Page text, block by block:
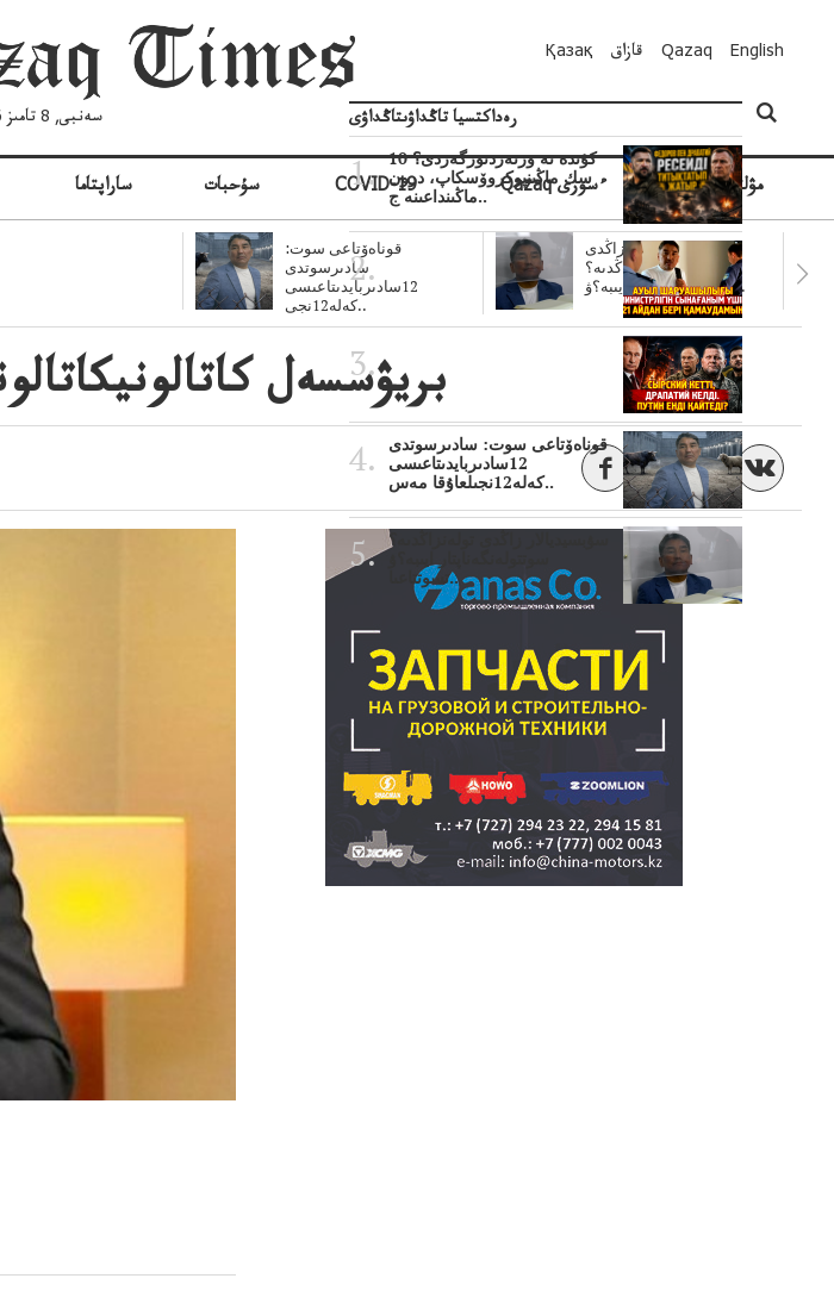
سەنبى, 8 تامىز 2026
Қазақ قازاق Qazaq English
ساراپتاما سۇحبات COVID-19 Qazaq ءسوزى مۋلتيمەديا
قوناەۆتاعى سوت:
سادىرسوتدى
12سادىربايدىتاعىسى
كەلە12نجى..
سۋبسيديالار زاڭدى
تولەنزاڭدىە؟
سوتتولەنگەناپتار ايىبە؟ۋ..
بريۋسسەل
رەداكتسيا تاڭداۋىتاڭداۋى
10 كۇندە نە وزنەردىوزگەردى؟
سك ماڭىنپوكروۆسكاپ، درون
ماڭىنداعىنە ج..
قوناەۆتاعى سوت: سادىرسوتدى
12سادىربايدىتاعىسى
كەلە12نجىلعاۇقا مەس..
سۋبسيديالار زاڭدى تولەنزاڭدىە؟
تسوتتاعىا..